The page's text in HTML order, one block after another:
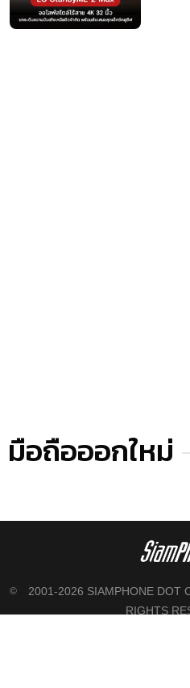
มือถือออกใหม่
©
2001-2026 SIAMPHONE DOT
RIGHTS